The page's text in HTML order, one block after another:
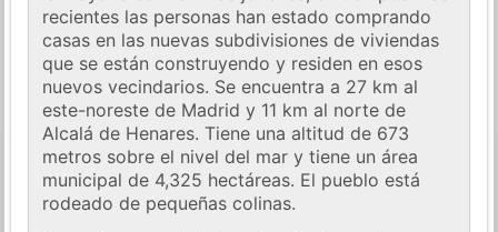
recientes las personas han estado comprando
casas en las nuevas subdivisiones de viviendas
que se están construyendo y residen en esos
nuevos vecindarios. Se encuentra a 27 km al
este-noreste de Madrid y 11 km al norte de
Alcalá de Henares. Tiene una altitud de 673
metros sobre el nivel del mar y tiene un área
municipal de 4,325 hectáreas. El pueblo está
rodeado de pequeñas colinas.